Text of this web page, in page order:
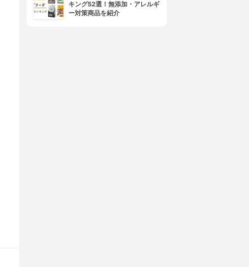
キング52選！無添加・アレルギ
ー対策商品を紹介